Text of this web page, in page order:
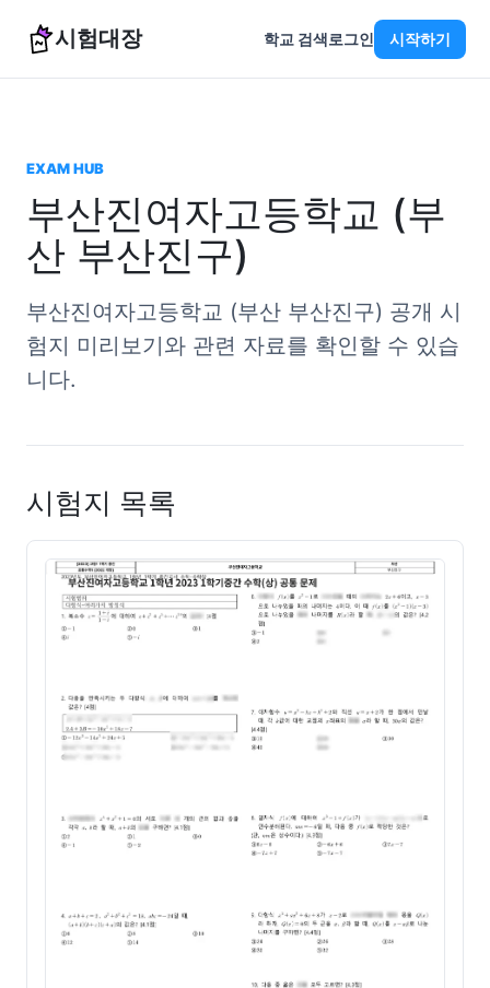
시험대장 학교 검색로그인 시작하기
EXAM HUB
부산진여자고등학교 (부
산 부산진구)
부산진여자고등학교 (부산 부산진구) 공개 시
험지 미리보기와 관련 자료를 확인할 수 있습
니다.
시험지 목록